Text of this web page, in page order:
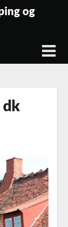
og
dk